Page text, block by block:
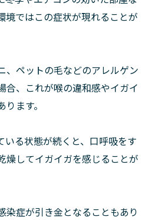
境ではこの症状が現れることが
、ペットの毛などのアレルゲン
合、これが喉の違和感やイガイ
ます。
いる状態が続くと、口呼吸をす
燥してイガイガを感じることが
染症が引き金となることもあり